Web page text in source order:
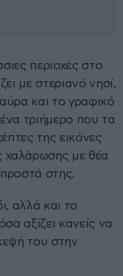
περιοχές στο
με στεριανό νησί,
αύρα και το γραφικό
τριήμερο που τα
της εικόνες
χαλάρωσης με θέα
στης.
αλλά και το
αξίζει κανείς να
του στην